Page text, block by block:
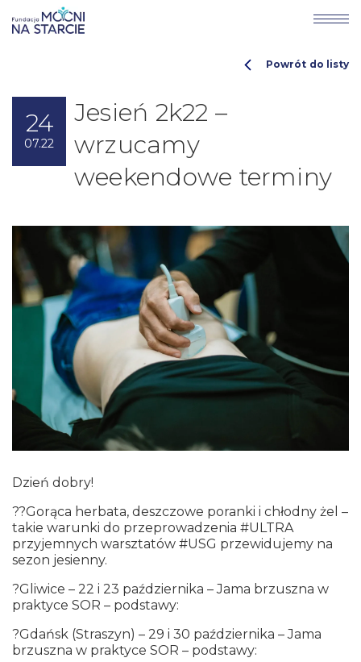
24
07.22
Jesień 2k22 –
wrzucamy
weekendowe terminy
Powrót do listy
Dzień dobry!
??Gorąca herbata, deszczowe poranki i chłodny żel –
takie warunki do przeprowadzenia #ULTRA
przyjemnych warsztatów #USG przewidujemy na
sezon jesienny.
?Gliwice – 22 i 23 października – Jama brzuszna w
praktyce SOR – podstawy:
?Gdańsk (Straszyn) – 29 i 30 października – Jama
brzuszna w praktyce SOR – podstawy: